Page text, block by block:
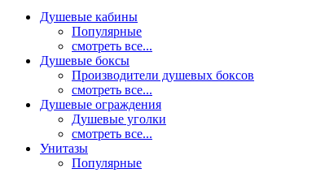
Душевые кабины
Популярные
смотреть все...
Душевые боксы
Производители душевых боксов
смотреть все...
Душевые ограждения
Душевые уголки
смотреть все...
Унитазы
Популярные